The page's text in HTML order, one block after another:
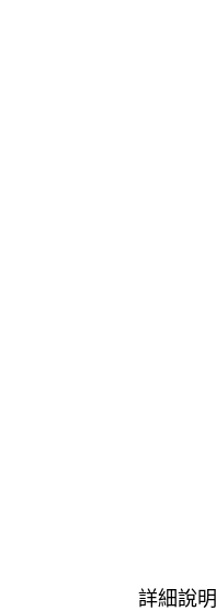
詳細說明